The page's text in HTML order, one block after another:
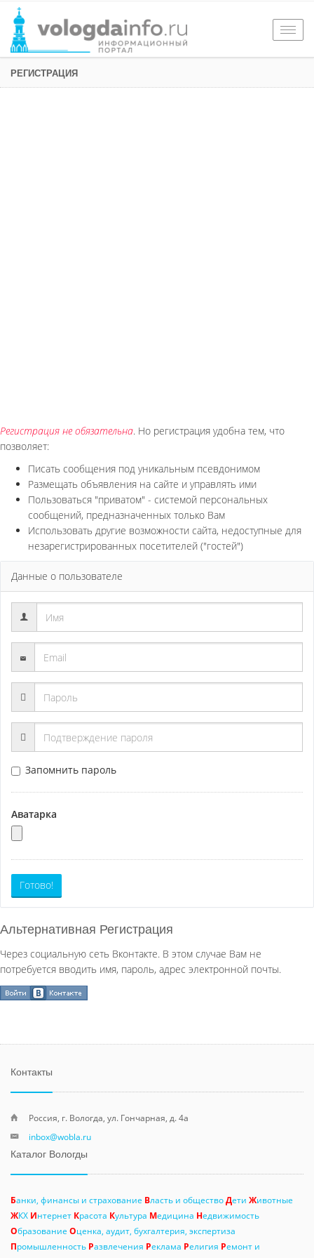
РЕГИСТРАЦИЯ
Регистрация не обязательна. Но регистрация удобна тем, что
позволяет:
Писать сообщения под уникальным псевдонимом
Размещать объявления на сайте и управлять ими
Пользоваться "приватом" - системой персональных
сообщений, предназначенных только Вам
Использовать другие возможности сайта, недоступные для
незарегистрированных посетителей ("гостей")
Данные о пользователе
Запомнить пароль
Аватарка
Готово!
Альтернативная Регистрация
Через социальную сеть Вконтакте. В этом случае Вам не
потребуется вводить имя, пароль, адрес электронной почты.
Контакты
Россия, г. Вологда, ул. Гончарная, д. 4а
inbox@wobla.ru
Каталог Вологды
Банки, финансы и страхование Власть и обществоДети Животные
ЖКХ Интернет Красота Культура Медицина Недвижимость
Образование Оценка, аудит, бухгалтерия, экспертиза
Промышленность Развлечения Реклама Религия Ремонт и